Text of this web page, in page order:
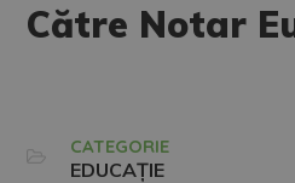
Către Notar
CATEGORIE
EDUCAȚIE